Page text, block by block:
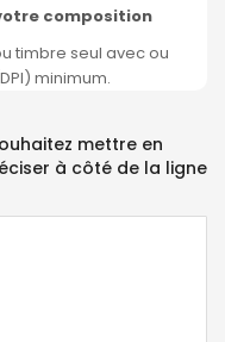
composition
timbre seul avec ou
minimum.
mettre en
à côté de la ligne